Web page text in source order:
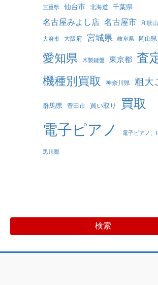
三重県 仙台市 北海道 千葉県
名古屋みよし店 名古屋市 和歌
大府市 大阪府 宮城県 岐阜県 岡山県
愛知県 木製鍵盤 東京都 査
機種別買取 神奈川県 粗大
群馬県 豊田市 買い取り 買取
電子ピアノ 電子ピアノ、
黒川郡
検索